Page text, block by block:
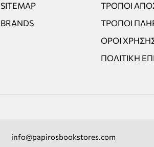
SITEMAP
BRANDS
ΤΡΌΠΟΙ
ΤΡΌΠΟΙ
ΌΡΟΙ
ΠΟΛΙΤΙΚΉ
info@papirosbookstores.com